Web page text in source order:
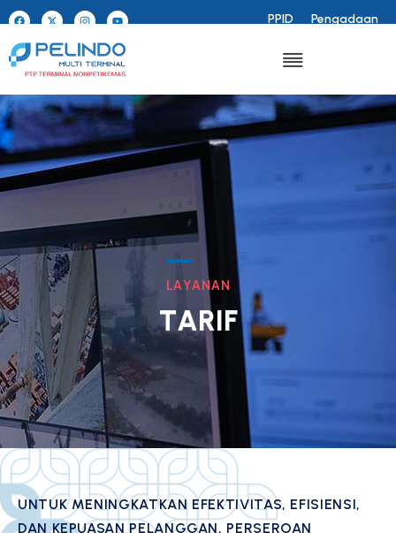
PPID Pengadaan
L AYANAN
TARIF
UNTUK MENINGKATKAN EFEKTIVITAS, EFISIENSI,
DAN KEPUASAN PELANGGAN, PERSEROAN